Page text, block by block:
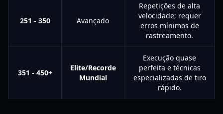
251 - 350 Avançado
Repetições de alta
velocidade; requer
erros mínimos de
rastreamento.
351 - 450+
Elite/Recorde
Mundial
Execução quase
perfeita e técnicas
especializadas de tiro
rápido.